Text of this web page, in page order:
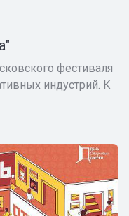
фестиваля
индустрий. К